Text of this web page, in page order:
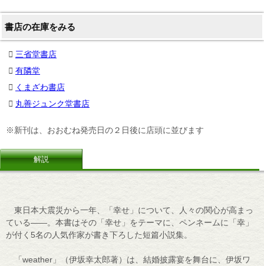
書店の在庫をみる
三省堂書店
有隣堂
くまざわ書店
丸善ジュンク堂書店
※新刊は、おおむね発売日の２日後に店頭に並びます
解説
東日本大震災から一年、「幸せ」について、人々の関心が高まっ
ている――。本書はその「幸せ」をテーマに、ペンネームに「幸」
が付く5名の人気作家が書き下ろした短篇小説集。
「weather」（伊坂幸太郎著）は、結婚披露宴を舞台に、伊坂ワ